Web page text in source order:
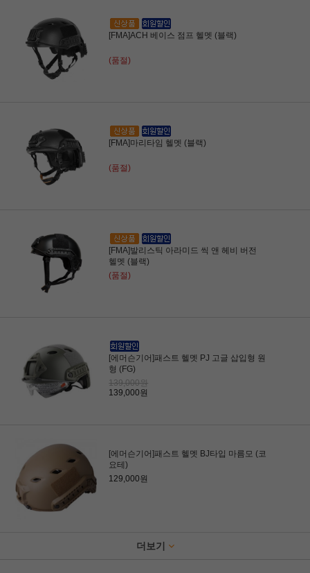
[FMA]ACH 베이스 점프 헬멧 (블랙)
(품절)
[FMA]마리타임 헬멧 (블랙)
(품절)
[FMA]발리스틱 아라미드 씩 앤 헤비 버전
헬멧 (블랙)
(품절)
[에머슨기어]패스트 헬멧 PJ 고글 삽입형 원
형 (FG)
139,000원
139,000원
[에머슨기어]패스트 헬멧 BJ타입 마름모 (코
요테)
129,000원
더보기